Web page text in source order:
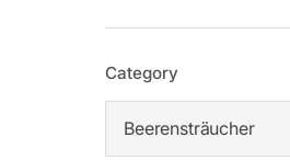
Category
Beerensträucher